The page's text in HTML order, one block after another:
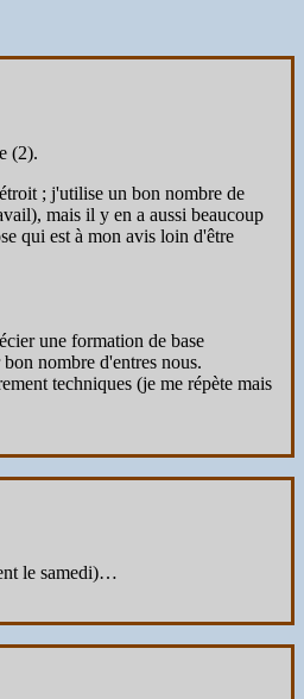
(2).
; j'utilise un bon nombre de
mais il y en a aussi beaucoup
qui est à mon avis loin d'être
une formation de base
nombre d'entres nous.
techniques (je me répète mais
le samedi)…